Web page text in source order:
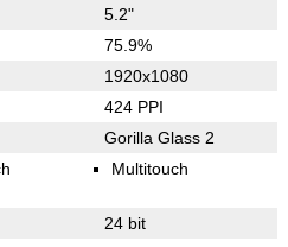
5.2"
75.9%
1920x1080
424 PPI
Gorilla Glass 2
Multitouch
24 bit